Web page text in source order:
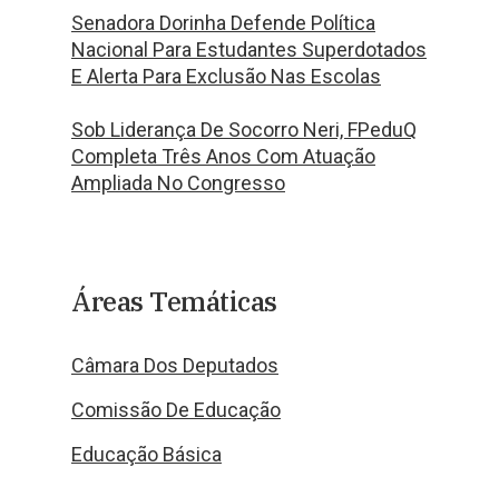
Senadora Dorinha Defende Política
Nacional Para Estudantes Superdotados
E Alerta Para Exclusão Nas Escolas
Sob Liderança De Socorro Neri, FPeduQ
Completa Três Anos Com Atuação
Ampliada No Congresso
Áreas Temáticas
Câmara Dos Deputados
Comissão De Educação
Educação Básica